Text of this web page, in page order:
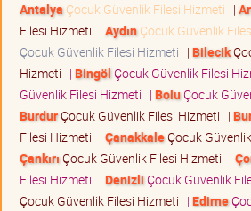
Antalya Çocuk Güvenlik Filesi Hizmeti |
Filesi Hizmeti | AydınÇocuk Güvenlik
Çocuk Güvenlik Filesi Hizmeti | Bilecik
Hizmeti | BingölÇocuk Güvenlik Filesi
Güvenlik Filesi Hizmeti | BoluÇocuk
BurdurÇocuk Güvenlik Filesi Hizmeti |
Filesi Hizmeti | ÇanakkaleÇocuk
ÇankırıÇocuk Güvenlik Filesi Hizmeti |
Filesi Hizmeti | DenizliÇocuk Güvenlik
Çocuk Güvenlik Filesi Hizmeti | Edirne